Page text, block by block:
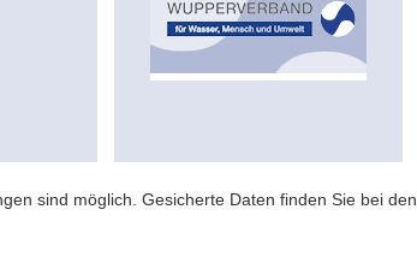
sind möglich. Gesicherte Daten finden Sie bei den